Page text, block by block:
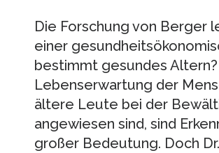
Die Forschung von Berger
einer
bestimmt gesundes
Lebenserwartung der
ältere Leute bei der
angewiesen sind, sind
großer Bedeutung. Doch